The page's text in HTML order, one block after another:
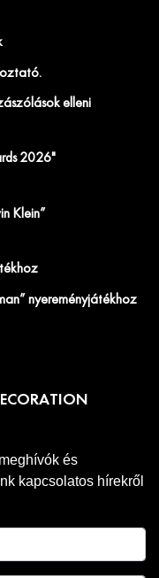
elleni
2026"
Klein”
nyereményjátékhoz
és
kapcsolatos hírekről